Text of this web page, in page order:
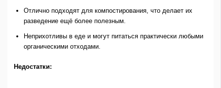
Отлично подходят для компостирования, что делает их
разведение ещё более полезным.
Неприхотливы в еде и могут питаться практически любыми
органическими отходами.
Недостатки: